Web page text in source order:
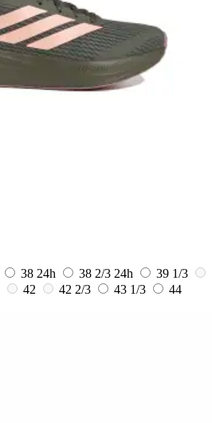
38 24h 38 2/3 24h
39 1/3
42 42 2/3 43 1/3
44